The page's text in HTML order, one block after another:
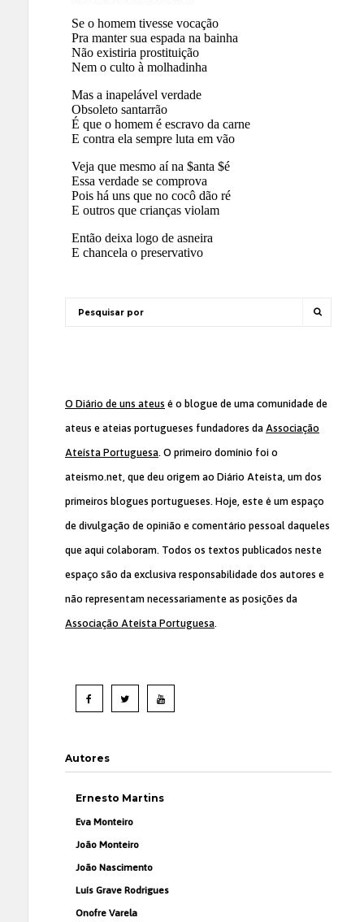
O Diário de uns ateus é o blogue de uma comunidade de
ateus e ateias portugueses fundadores da Associação
Ateísta Portuguesa. O primeiro domínio foi o
ateismo.net, que deu origem ao Diário Ateísta, um dos
primeiros blogues portugueses. Hoje, este é um espaço
de divulgação de opinião e comentário pessoal daqueles
que aqui colaboram. Todos os textos publicados neste
espaço são da exclusiva responsabilidade dos autores e
não representam necessariamente as posições da
Associação Ateísta Portuguesa.
Autores
Ernesto Martins
Eva Monteiro
João Monteiro
João Nascimento
Luís Grave Rodrigues
Onofre Varela